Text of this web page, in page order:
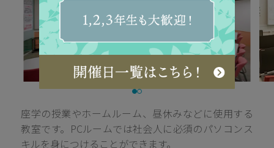
座学の授業やホームルーム、昼休みなどに使用する
教室です。PCルームでは社会人に必須のパソコンス
キルを身につけることができます。